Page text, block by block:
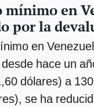
mínimo en
por la
en
hace un
dólares) a
se ha